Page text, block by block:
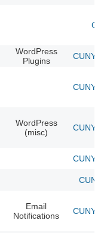
WordPress
Plugins
CUNY
CUNY
WordPress
(misc)
CUNY
CUNY
Email
Notifications
CUNY